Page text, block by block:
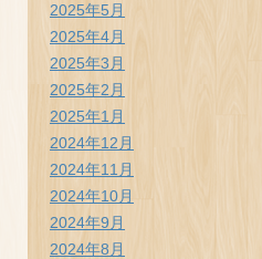
2025年5月
2025年4月
2025年3月
2025年2月
2025年1月
2024年12月
2024年11月
2024年10月
2024年9月
2024年8月